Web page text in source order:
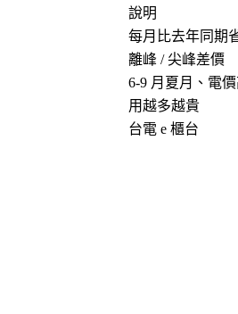
說明
每月比去年同期
離峰 / 尖峰差價
6-9 月夏月、電
用越多越貴
台電 e 櫃台